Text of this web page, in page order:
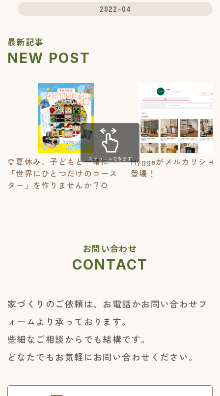
最新記事
NEW POST
🌻夏休み、子どもと一緒に
「世界にひとつだけのコース
ター」を作りませんか？🌻
Hyggeがメルカリショ
登場！
スクロールできます
2022-04
お問い合わせ
CONTACT
家づくりのご依頼は、お電話かお問い合わせフ
ォームより承っております。
些細なご相談からでも結構です。
どなたでもお気軽にお問い合わせください。